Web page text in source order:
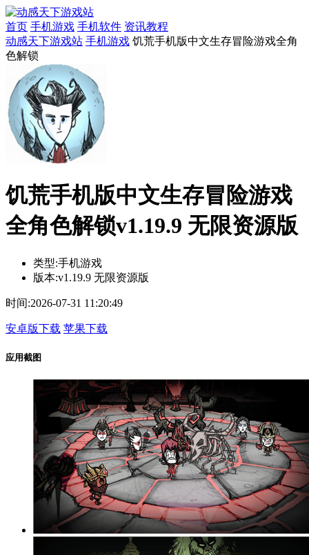
首页 手机游戏 手机软件 资讯教程
动感天下游戏站 手机游戏 饥荒手机版中文生存冒险游戏全角
色解锁
饥荒手机版中文生存冒险游戏
全角色解锁v1.19.9 无限资源版
类型:手机游戏
版本:v1.19.9 无限资源版
时间:2026-07-31 11:20:49
安卓版下载 苹果下载
应用截图